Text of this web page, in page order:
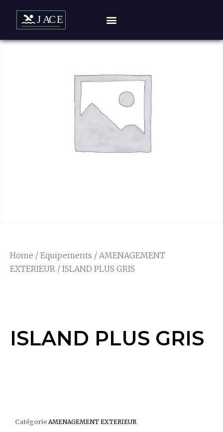
Home / Equipements / AMENAGEMENT
EXTERIEUR / ISLAND PLUS GRIS
ISLAND PLUS GRIS
Catégorie AMENAGEMENT EXTERIEUR